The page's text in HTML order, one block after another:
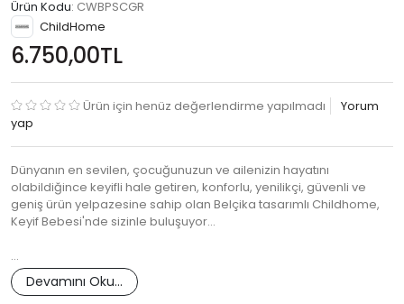
Ürün Kodu: CWBPSCGR
ChildHome
6.750,00TL
Ürün için henüz değerlendirme yapılmadı
Yorum
yap
Dünyanın en sevilen, çocuğunuzun ve ailenizin hayatını
olabildiğince keyifli hale getiren, konforlu, yenilikçi, güvenli ve
geniş ürün yelpazesine sahip olan Belçika tasarımlı Childhome,
Keyif Bebesi'nde sizinle buluşuyor...
…
Devamını Oku...